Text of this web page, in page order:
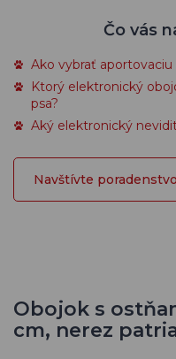
Čo vás
Ako vybrať
Ktorý elektronický
psa?
Aký elektronický
Navštívte poradenstvo
Obojok s
cm, nerez